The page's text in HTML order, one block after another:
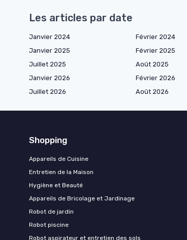
Les articles par date
Janvier 2024 Février 2024
Janvier 2025
Février 2025
Juillet 2025
Août 2025
Janvier 2026
Février 2026
Juillet 2026
Août 2026
Shopping
Appareils de Cuisine
Entretien de la Maison
Hygiène et Beauté
Appareils de Bricolage et Jardinage
Robot de jardin
Robot piscine
Robot aspirateur et entretien des sols